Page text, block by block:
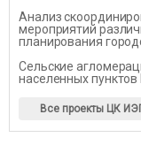
Анализ
мероприятий
планирования
Сельские
населенных
Все проекты ЦК